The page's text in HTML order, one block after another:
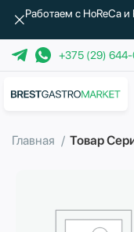
+375 (29)
Главная Товар
Работаем с HoReCa